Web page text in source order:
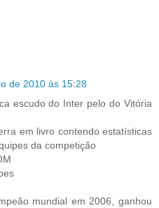
de 2010 às 15:28
escudo do Inter pelo do Vitória
em livro contendo estatísticas
da competição
mundial em 2006, ganhou